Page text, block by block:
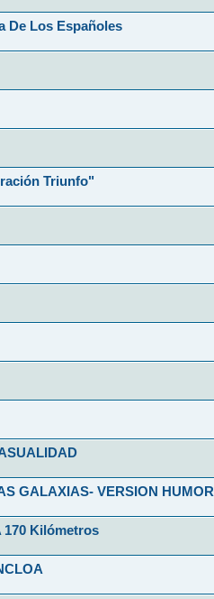
De Los Españoles
Triunfo"
GALAXIAS- VERSION HUMOR
170 Kilómetros